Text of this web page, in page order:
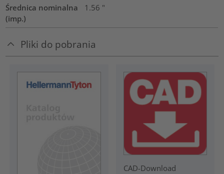
Średnica nominalna
(imp.)
1.56 "
Pliki do pobrania
CAD-Download